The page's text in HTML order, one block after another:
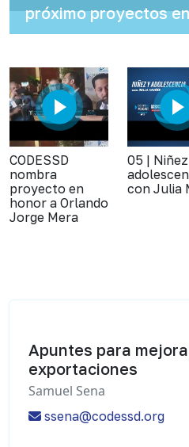
próximo proyectos
CODESSD
nombra
proyecto en
honor a Orlando
Jorge Mera
05 |
con Julia
Apuntes para
exportaciones
Samuel Sena
ssena@codessd.org